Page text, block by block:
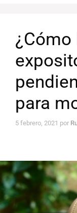
¿Cómo
para
5 febrero, 2021 por